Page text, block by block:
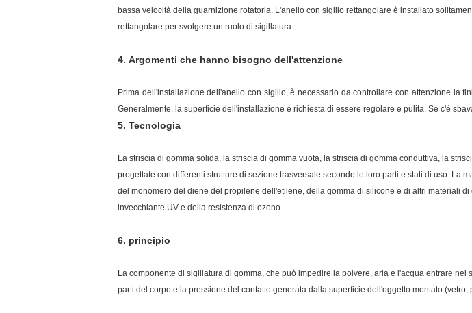
bassa velocità della guarnizione rotatoria. L'anello con sigillo rettangolare è installato
rettangolare per svolgere un ruolo di sigillatura.
4. Argomenti che hanno bisogno dell'attenzione
Prima dell'installazione dell'anello con sigillo, è necessario da controllare con attenzione la
Generalmente, la superficie dell'installazione è richiesta di essere regolare e pulita. Se c'è
5. Tecnologia
La striscia di gomma solida, la striscia di gomma vuota, la striscia di gomma conduttiva, la
progettate con differenti strutture di sezione trasversale secondo le loro parti e stati di uso.
del monomero del diene del propilene dell'etilene, della gomma di silicone e di altri materiali
invecchiante UV e della resistenza di ozono.
6. principio
La componente di sigillatura di gomma, che può impedire la polvere, aria e l'acqua entrare
parti del corpo e la pressione del contatto generata dalla superficie dell'oggetto montato